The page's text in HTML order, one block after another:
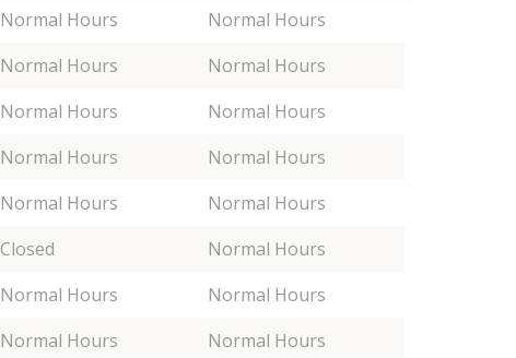
Normal Hours
Normal Hours
Normal Hours
Normal Hours
Normal Hours
Normal Hours
Normal Hours
Normal Hours
Normal Hours
Normal Hours
Closed
Normal Hours
Normal Hours
Normal Hours
Normal Hours
Normal Hours